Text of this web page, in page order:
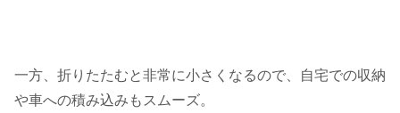
一方、折りたたむと非常に小さくなるので、自宅での収納
や車への積み込みもスムーズ。